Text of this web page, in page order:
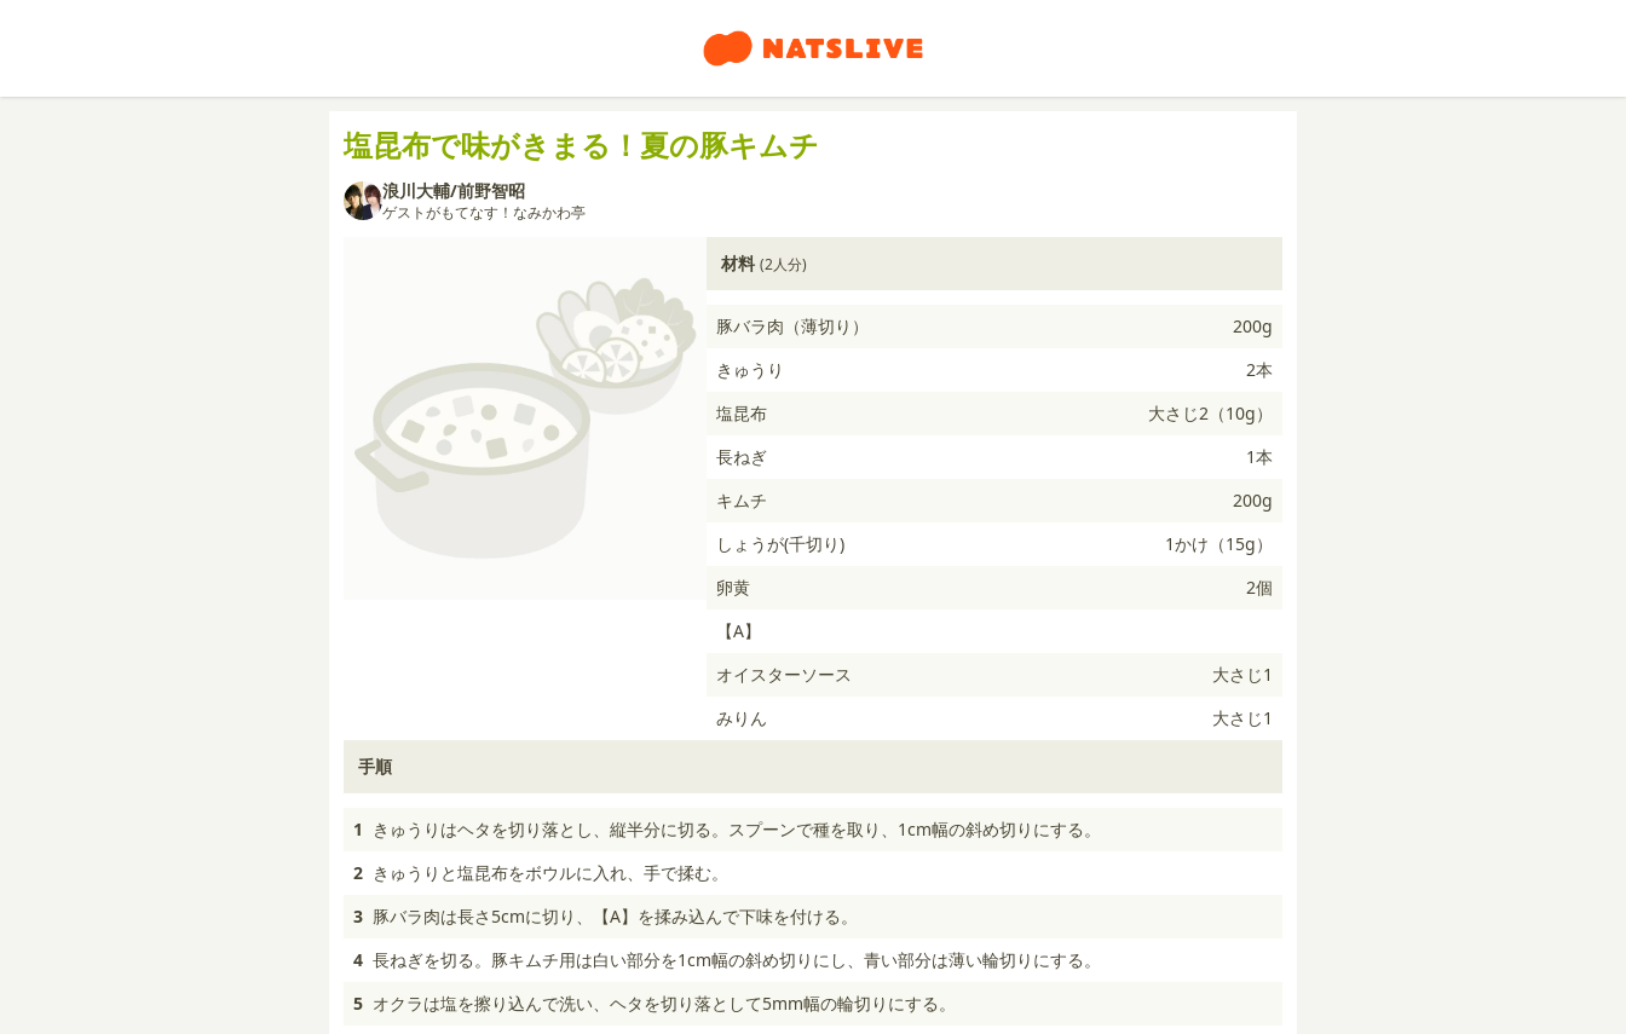
塩昆布で味がきまる！夏の豚キムチ
浪川大輔/前野智昭
ゲストがもてなす！なみかわ亭
材料 (2人分)
豚バラ肉（薄切り）
200g
きゅうり
2本
塩昆布
大さじ2（10g）
長ねぎ
1本
キムチ
200g
しょうが(千切り)
1かけ（15g）
卵黄
2個
【A】
オイスターソース
大さじ1
みりん
大さじ1
手順
1
きゅうりはヘタを切り落とし、縦半分に切る。スプーンで種を取り、1cm幅の斜め切りにする。
2 きゅうりと塩昆布をボウルに入れ、手で揉む。
3 豚バラ肉は長さ5cmに切り、【A】を揉み込んで下味を付ける。
4 長ねぎを切る。豚キムチ用は白い部分を1cm幅の斜め切りにし、青い部分は薄い輪切りにする。
5 オクラは塩を擦り込んで洗い、ヘタを切り落として5mm幅の輪切りにする。